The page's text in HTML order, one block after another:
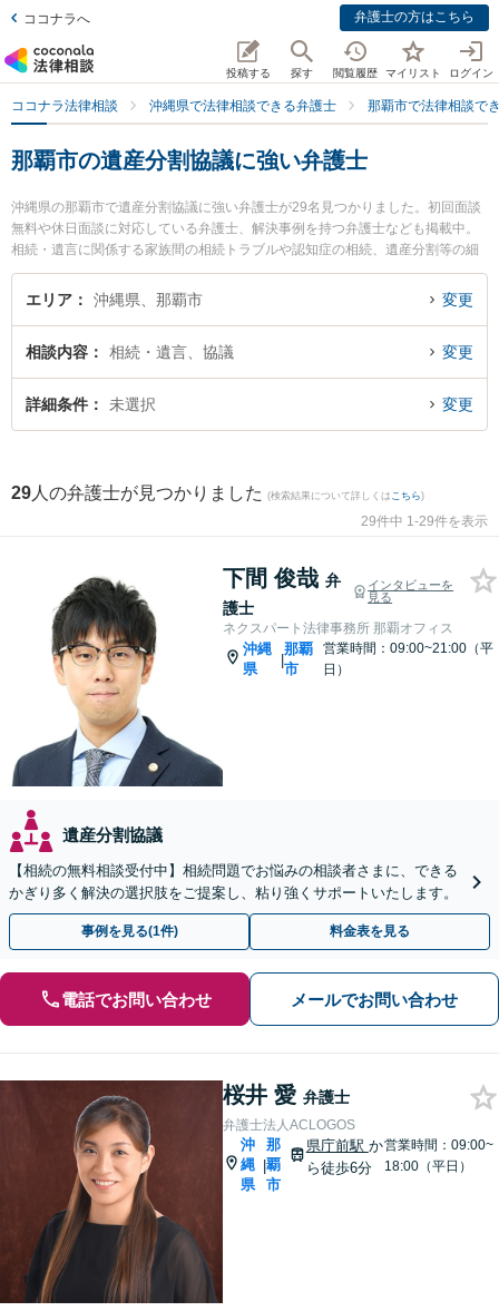
ココナラへ 弁護士の方はこちら
投稿する 探す 閲覧履歴 マイリスト ログイン
ココナラ法律相談 沖縄県で法律相談できる弁護士 那覇市で法律相談で
那覇市の遺産分割協議に強い弁護士
沖縄県の那覇市で遺産分割協議に強い弁護士が29名見つかりました。初回面談
無料や休日面談に対応している弁護士、解決事例を持つ弁護士なども掲載中。
相続・遺言に関係する家族間の相続トラブルや認知症の相続、遺産分割等の細
かな分野での絞り込み検索もでき便利です。特にネクスパート法律事務所 那覇
オフィスの下間 俊哉弁護士や弁護士法人ACLOGOSの桜井 愛弁護士、きびたき
今すぐに弁護士に相談したい』『遺産分割協議のトラブル解決の実績豊富な近
くの弁護士を検索したい』『初回相談無料で遺産分割協議を法律相談できる那
覇市内の弁護士に相談予約したい』などでお困りの相談者さんにおすすめで
エリア 沖縄県、那覇市 変更
相談内容 相続・遺言、協議 変更
詳細条件 未選択 変更
29 人の弁護士が見つかりました (検索結果について詳しくは こちら)
29件中 1-29件を表示
下間 俊哉 弁
護士
インタビューを
見る
ネクスパート法律事務所 那覇オフィス
沖縄
県
|
那覇
市
営業時間：09:00~21:00（平
日）
遺産分割協議
【相続の無料相談受付中】相続問題でお悩みの相談者さまに、できる
かぎり多く解決の選択肢をご提案し、粘り強くサポートいたします。
事例を見る(1件) 料金表を見る
電話でお問い合わせ メールでお問い合わせ
桜井 愛 弁護士
弁護士法人ACLOGOS
沖
縄
県
|
那
覇
市
県庁前駅 か
ら徒歩6分
営業時間：09:00~
18:00（平日）